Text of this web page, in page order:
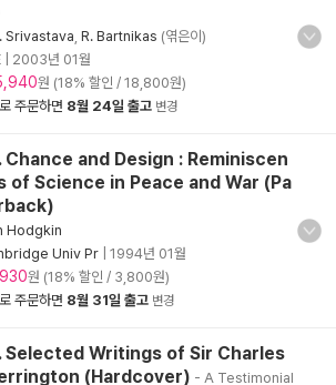
Srivastava R. Bartnikas (엮은이)
2003년 01월
원 (18% 할인 / 18,800원)
로 주문하면 8월 24일 출고 변경
Chance and Design : Reminiscen
of Science in Peace and War (Pa
Hodgkin
Univ Pr
1994년 01월
원 (18% 할인 / 3,800원)
로 주문하면 8월 31일 출고 변경
Selected Writings of Sir Charles
(Hardcover) - A Testimonial